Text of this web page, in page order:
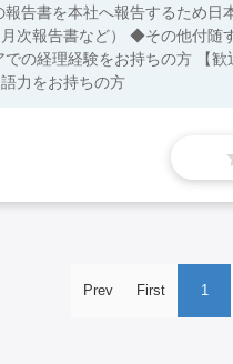
告書を本社へ報告するため
の他付随する業務 【必須スキル】 ◆基礎的なイン
の経理経験をお持ちの方 【
力をお持ちの方
Prev First 1